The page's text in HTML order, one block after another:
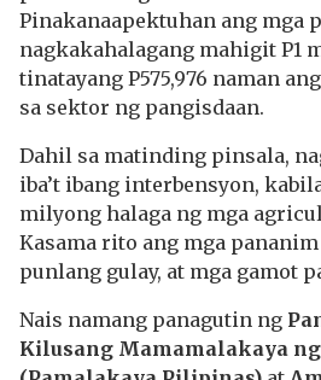
Pinakanaapektuhan ang mga
nagkakahalagang mahigit P1
tinatayang P575,976 naman
sa sektor ng pangisdaan.
Dahil sa matinding pinsala,
iba’t ibang interbensyon,
milyong halaga ng mga
Kasama rito ang mga
punlang gulay, at mga gamot
Nais namang panagutin ng
Kilusang Mamamalakaya